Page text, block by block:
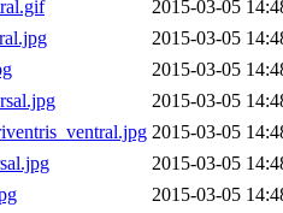
2015-03-05
2015-03-05
2015-03-05
2015-03-05
2015-03-05
2015-03-05
2015-03-05